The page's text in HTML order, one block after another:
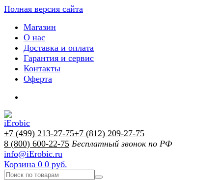
Полная версия сайта
Магазин
О нас
Доставка и оплата
Гарантия и сервис
Контакты
Оферта
+7 (499) 213-27-75+7 (812) 209-27-75
8 (800) 600-22-75 Бесплатный звонок по РФ
info@iErobic.ru
Корзина 0 0 руб.